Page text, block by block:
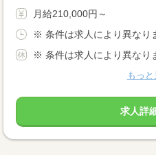
月給210,000円～
※ 条件は求人により異なり
※ 条件は求人により異なり
もっと
求人詳